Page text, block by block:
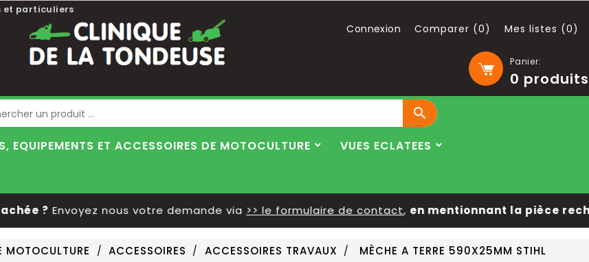
et particuliers
Panier:
0 produits
Connexion Comparer (0) Mes listes (0)
Blog

EQUIPEMENTS ET ACCESSOIRES DE MOTOCULTURE
VUES ECLATEES
?Envoyez nous votre demande via>> le formulaire de contact,en mentionnant la pièce
MOTOCULTURE ACCESSOIRES ACCESSOIRES TRAVAUX MÈCHE A TERRE 590X25MM STIHL